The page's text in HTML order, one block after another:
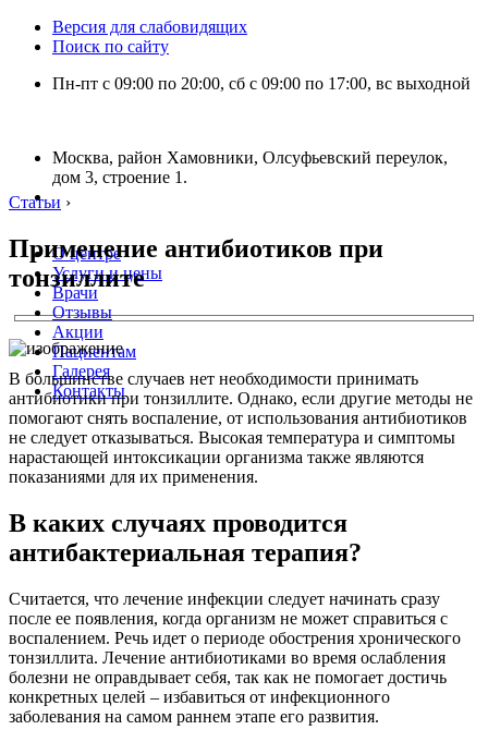
Версия для слабовидящих
Поиск по сайту
Пн-пт с 09:00 по 20:00, сб с 09:00 по 17:00, вс выходной
Москва, район Хамовники, Олсуфьевский переулок,
дом 3, строение 1.
О центре
Услуги и цены
Врачи
Отзывы
Акции
Пациентам
Галерея
Контакты
Статьи ›
Применение антибиотиков при
тонзиллите
В большинстве случаев нет необходимости принимать
антибиотики при тонзиллите. Однако, если другие методы не
помогают снять воспаление, от использования антибиотиков
не следует отказываться. Высокая температура и симптомы
нарастающей интоксикации организма также являются
показаниями для их применения.
В каких случаях проводится
антибактериальная терапия?
Считается, что лечение инфекции следует начинать сразу
после ее появления, когда организм не может справиться с
воспалением. Речь идет о периоде обострения хронического
тонзиллита. Лечение антибиотиками во время ослабления
болезни не оправдывает себя, так как не помогает достичь
конкретных целей – избавиться от инфекционного
заболевания на самом раннем этапе его развития.